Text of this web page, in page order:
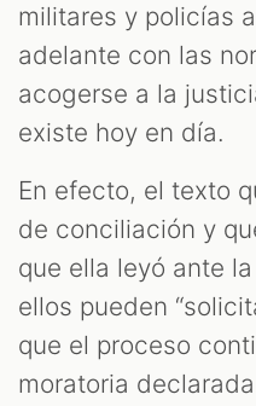
militares y policías
adelante con las
acogerse a la
existe hoy en día.
En efecto, el texto
de conciliación y
que ella leyó ante
ellos pueden
que el proceso
moratoria